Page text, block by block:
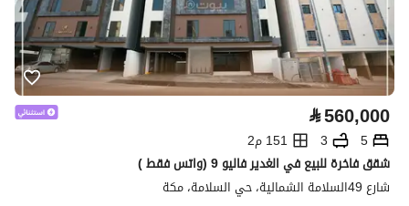
⃁560,000
5
3
151 م2
شقق فاخرة للبيع في الغدير فاليو 9 (واتس فقط )
شارع 49السلامة الشمالية، حي السلامة، مكة